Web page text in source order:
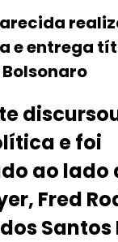
e entrega
e foi
ao lado
Fred
Santos